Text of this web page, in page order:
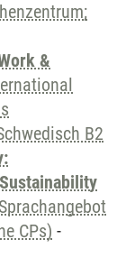
&
B2
CPs) -